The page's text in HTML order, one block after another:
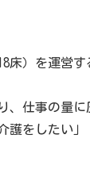
）を運営
仕事の量
護をしたい」